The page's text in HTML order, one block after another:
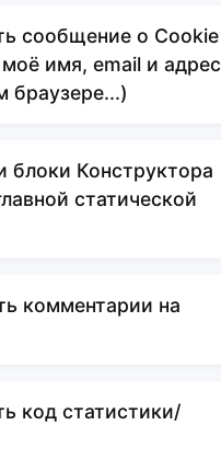
сообщение о Cookie
имя, email и адрес
браузере...)
блоки Конструктора
статической
комментарии на
код статистики/